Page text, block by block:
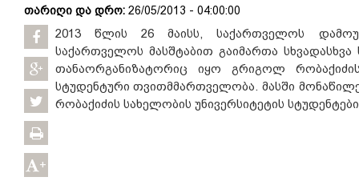
თარიღი და დრო: 26/05/2013 - 04:00:00
+
2013 წლის 26 მაისს, საქართველოს
საქართველოს მასშტაბით გაიმართა სხვადასხვა
თანაორგანიზატორიც იყო გრიგოლ
სტუდენტური თვითმმართველობა. მასში
რობაქიძის სახელობის უნივერსიტეტის